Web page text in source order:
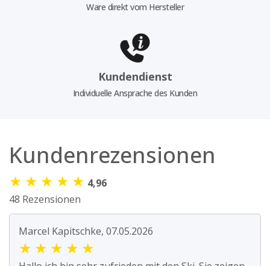
Ware direkt vom Hersteller
Kundendienst
Individuelle Ansprache des Kunden
Kundenrezensionen
★ ★ ★ ★ ★ 4,96
48 Rezensionen
Marcel Kapitschke, 07.05.2026
★ ★ ★ ★ ★